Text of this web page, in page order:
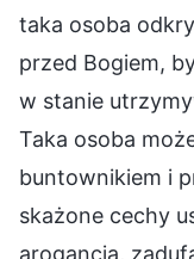
taka osoba
przed Bogiem,
w stanie
Taka osoba
buntownikiem i
skażone cechy
arogancja,